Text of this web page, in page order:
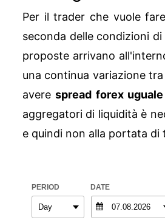
Per il trader che vuole
seconda delle condizioni
proposte arrivano
una continua variazione
averespread forex
aggregatori di liquidità è
e quindi non alla portata di